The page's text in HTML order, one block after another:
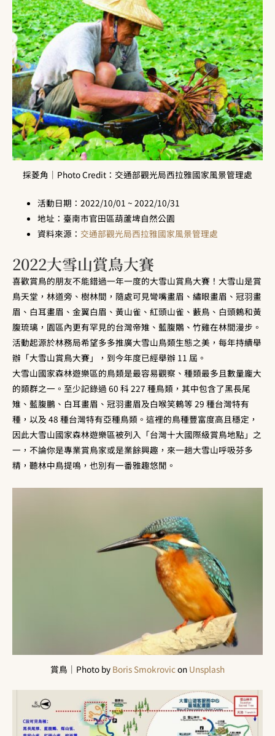
採菱角｜Photo Credit：交通部觀光局西拉雅國家風景管理處
活動日期：2022/10/01 ~ 2022/10/31
地址：臺南市官田區葫蘆埤自然公園
資料來源： 交通部觀光局西拉雅國家風景管理處
2022大雪山賞鳥大賽
喜歡賞鳥的朋友不能錯過一年一度的大雪山賞鳥大賽！大雪山是賞
鳥天堂，林道旁、樹林間，隨處可見彎嘴畫眉、繡眼畫眉、冠羽畫
眉、白耳畫眉、金翼白眉、黃山雀、紅頭山雀、藪鳥、白頭鶫和黃
腹琉璃，園區內更有罕見的台灣帝雉、藍腹鷴、竹雞在林間漫步。
活動起源於林務局希望多多推廣大雪山鳥類生態之美，每年持續舉
辦「大雪山賞鳥大賽」，到今年度已經舉辦 11 屆。
大雪山國家森林遊樂區的鳥類是最容易觀察、種類最多且數量龐大
的類群之一。至少記錄過 60 科 227 種鳥類，其中包含了黑長尾
雉、藍腹鵬、白耳畫眉、冠羽畫眉及白喉笑鶇等 29 種台灣特有
種，以及 48 種台灣特有亞種鳥類。這裡的鳥種豐富度高且穩定，
因此大雪山國家森林遊樂區被列入「台灣十大國際級賞鳥地點」之
一，不論你是專業賞鳥家或是業餘興趣，來一趟大雪山呼吸芬多
精，聽林中鳥提鳴，也別有一番雅趣悠閒。
賞鳥｜Photo by Boris Smokrovicon Unsplash